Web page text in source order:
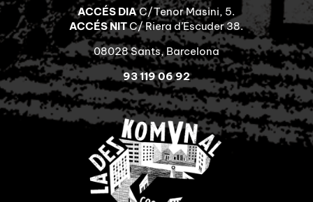
ACCÉS DIAC/Tenor Masini, 5.
ACCÉS NITC/ Riera d’Escuder 38.
08028 Sants, Barcelona
93 119 06 92